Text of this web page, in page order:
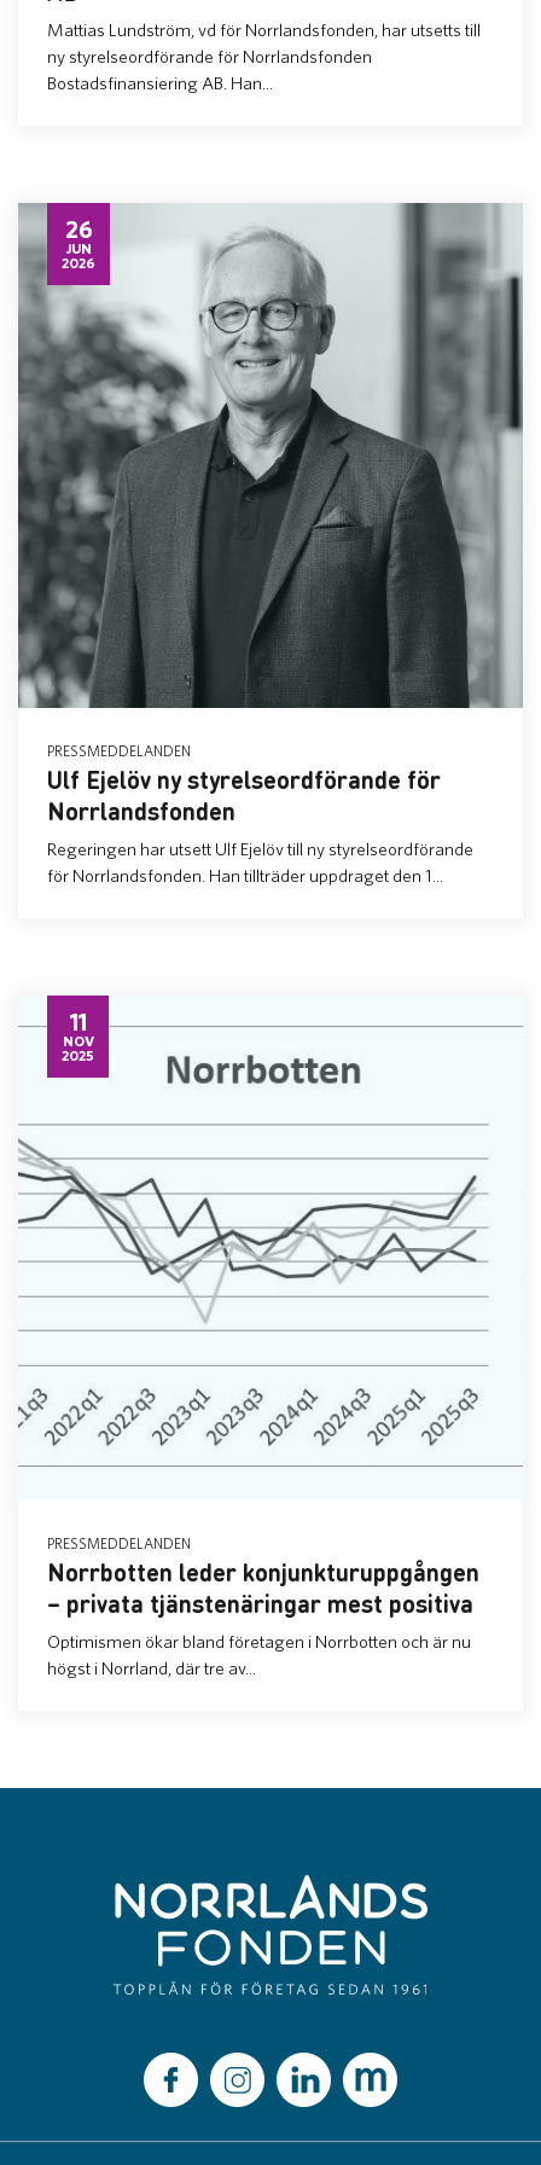
Mattias Lundström, vd för Norrlandsfonden, har utsetts till
ny styrelseordförande för Norrlandsfonden
Bostadsfinansiering AB. Han...
26
JUN
2026
PRESSMEDDELANDEN
Ulf Ejelöv ny styrelseordförande för
Norrlandsfonden
Regeringen har utsett Ulf Ejelöv till ny styrelseordförande
för Norrlandsfonden. Han tillträder uppdraget den 1...
11
NOV
2025
PRESSMEDDELANDEN
Norrbotten leder konjunkturuppgången
– privata tjänstenäringar mest positiva
Optimismen ökar bland företagen i Norrbotten och är nu
högst i Norrland, där tre av...